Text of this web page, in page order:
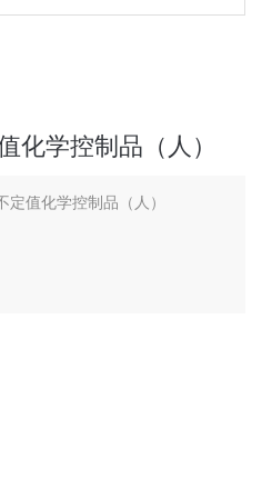
化学控制品（人）
定值化学控制品（人）